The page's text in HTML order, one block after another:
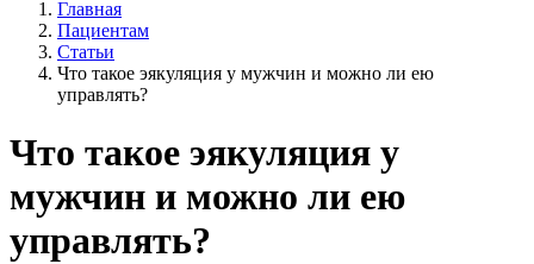
Главная
Пациентам
Статьи
Что такое эякуляция у мужчин и можно ли ею
управлять?
Что такое эякуляция у
мужчин и можно ли ею
управлять?